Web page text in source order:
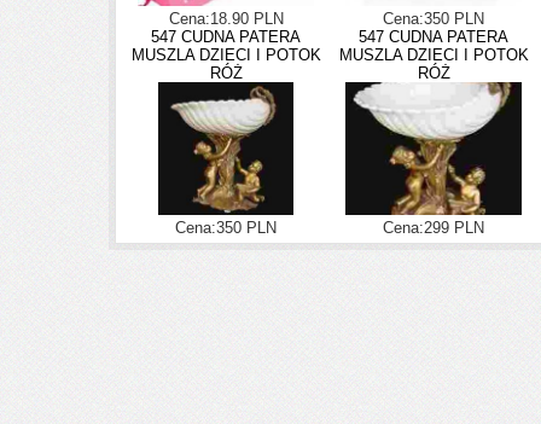
Cena:18.90 PLN
Cena:350 PLN
547 CUDNA PATERA
MUSZLA DZIECI I POTOK
RÓŻ
Cena:350 PLN
547 CUDNA PATERA
MUSZLA DZIECI I POTOK
RÓŻ
Cena:299 PLN